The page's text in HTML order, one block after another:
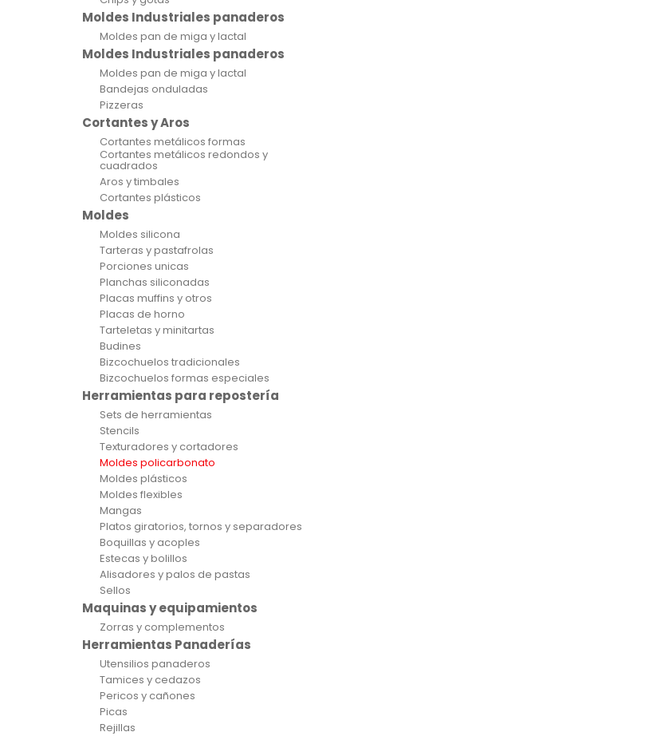
Moldes Industriales panaderos
Moldes pan de miga y lactal
Moldes Industriales panaderos
Moldes pan de miga y lactal
Bandejas onduladas
Pizzeras
Cortantes y Aros
Cortantes metálicos formas
Cortantes metálicos redondos y
cuadrados
Aros y timbales
Cortantes plásticos
Moldes
Moldes silicona
Tarteras y pastafrolas
Porciones unicas
Planchas siliconadas
Placas muffins y otros
Placas de horno
Tarteletas y minitartas
Budines
Bizcochuelos tradicionales
Bizcochuelos formas especiales
Herramientas para repostería
Sets de herramientas
Stencils
Texturadores y cortadores
Moldes policarbonato
Moldes plásticos
Moldes flexibles
Mangas
Platos giratorios, tornos y separadores
Boquillas y acoples
Estecas y bolillos
Alisadores y palos de pastas
Sellos
Maquinas y equipamientos
Zorras y complementos
Herramientas Panaderías
Utensilios panaderos
Tamices y cedazos
Pericos y cañones
Picas
Rejillas